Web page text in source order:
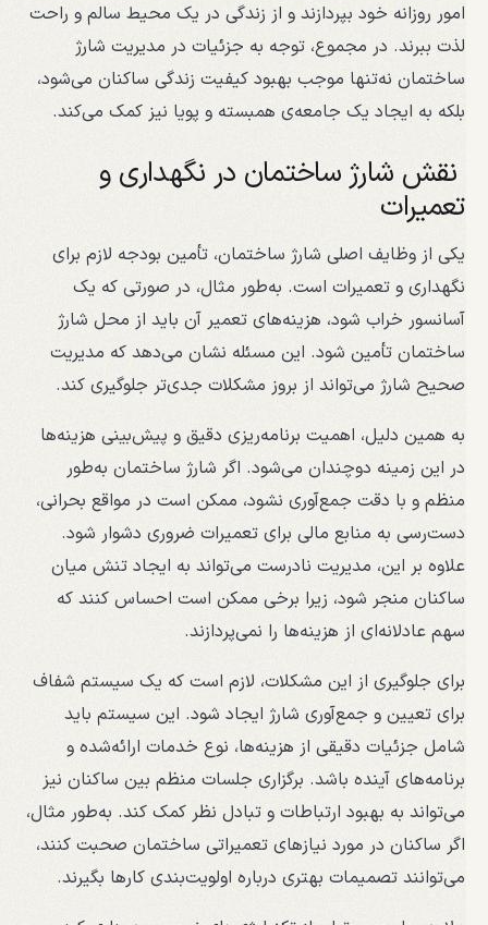
امور روزانه خود بپردازند و از زندگی در یک محیط سالم و راحت
لذت ببرند. در مجموع، توجه به جزئیات در مدیریت شارژ
ساختمان نه‌تنها موجب بهبود کیفیت زندگی ساکنان می‌شود،
بلکه به ایجاد یک جامعه‌ی همبسته و پویا نیز کمک می‌کند.
نقش شارژ ساختمان در نگهداری و
تعمیرات
یکی از وظایف اصلی شارژ ساختمان، تأمین بودجه لازم برای
نگهداری و تعمیرات است. به‌طور مثال، در صورتی که یک
آسانسور خراب شود، هزینه‌های تعمیر آن باید از محل شارژ
ساختمان تأمین شود. این مسئله نشان می‌دهد که مدیریت
صحیح شارژ می‌تواند از بروز مشکلات جدی‌تر جلوگیری کند.
به همین دلیل، اهمیت برنامه‌ریزی دقیق و پیش‌بینی هزینه‌ها
در این زمینه دوچندان می‌شود. اگر شارژ ساختمان به‌طور
منظم و با دقت جمع‌آوری نشود، ممکن است در مواقع بحرانی،
دست‌رسی به منابع مالی برای تعمیرات ضروری دشوار شود.
علاوه بر این، مدیریت نادرست می‌تواند به ایجاد تنش میان
ساکنان منجر شود، زیرا برخی ممکن است احساس کنند که
سهم عادلانه‌ای از هزینه‌ها را نمی‌پردازند.
برای جلوگیری از این مشکلات، لازم است که یک سیستم شفاف
برای تعیین و جمع‌آوری شارژ ایجاد شود. این سیستم باید
شامل جزئیات دقیقی از هزینه‌ها، نوع خدمات ارائه‌شده و
برنامه‌های آینده باشد. برگزاری جلسات منظم بین ساکنان نیز
می‌تواند به بهبود ارتباطات و تبادل نظر کمک کند. به‌طور مثال،
اگر ساکنان در مورد نیازهای تعمیراتی ساختمان صحبت کنند،
می‌توانند تصمیمات بهتری درباره اولویت‌بندی کارها بگیرند.